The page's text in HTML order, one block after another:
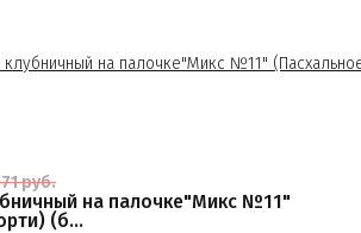
руб.
на палочке"Микс №11"
(б...